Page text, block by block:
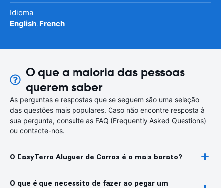
Idioma
English, French
O que a maioria das pessoas
querem saber
As perguntas e respostas que se seguem são uma seleção
das questões mais populares. Caso não encontre resposta à
sua pergunta, consulte as FAQ (Frequently Asked Questions)
ou contacte-nos.
O EasyTerra Aluguer de Carros é o mais barato?
O que é que necessito de fazer ao pegar um